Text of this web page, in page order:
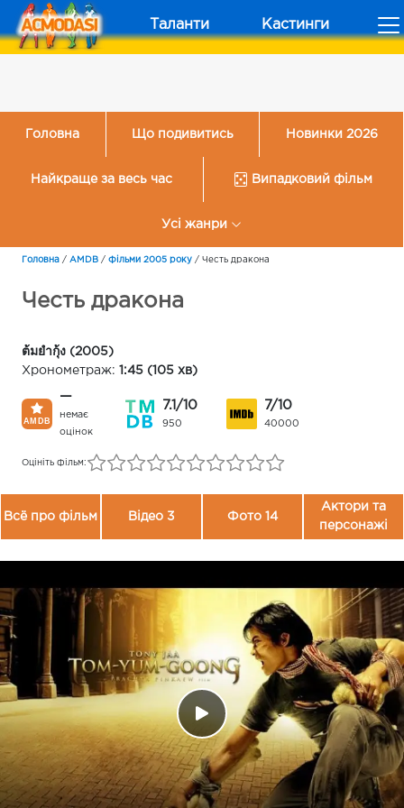
Таланти Кастинги
Головна Що подивитись Новинки 2026
Найкраще за весь час Випадковий фільм
Усі жанри
Головна / AMDB / Фільми 2005 року / Честь дракона
Честь дракона
ต้มยำกุ้ง (2005)
Хронометраж: 1:45 (105 хв)
—
немає
оцінок
7.1/10
950
7/10
40000
Оцініть фільм:
Всё про фільм Відео 3 Фото 14
Актори та
персонажі